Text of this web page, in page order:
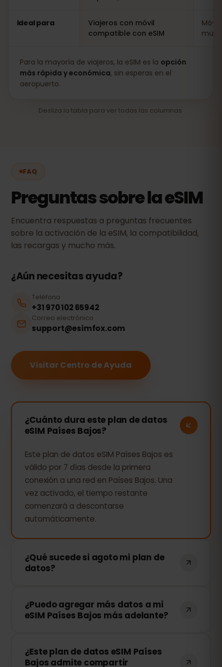
Ideal para
Viajeros con móvil
compatible con eSIM
muy
Para la mayoría de viajeros, la eSIM es la opción
más rápida y económica, sin esperas en el
aeropuerto.
Desliza la tabla para ver todas las columnas.
FAQ
Preguntas sobre la eSIM
Encuentra respuestas a preguntas frecuentes
sobre la activación de la eSIM, la compatibilidad,
las recargas y mucho más.
¿Aún necesitas ayuda?
Teléfono
+31 970 102 65942
Correo electrónico
support@esimfox.com
Visitar Centro de Ayuda
¿Cuánto dura este plan de datos
eSIM Países Bajos?
Este plan de datos eSIM Países Bajos es
válido por 7 días desde la primera
conexión a una red en Países Bajos. Una
vez activado, el tiempo restante
comenzará a descontarse
automáticamente.
¿Qué sucede si agoto mi plan de
datos?
conexión se detendrá. Puedes recargar
tu eSIM fácilmente desde tu panel de
¿Puedo agregar más datos a mi
eSIM Países Bajos más adelante?
cualquier momento sin necesidad de
reinstalar tu eSIM. Solo accede a tu
¿Este plan de datos eSIM Países
Bajos admite compartir